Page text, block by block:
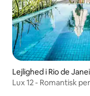
Lejlighed i Rio de
Lux 12 - Romantisk